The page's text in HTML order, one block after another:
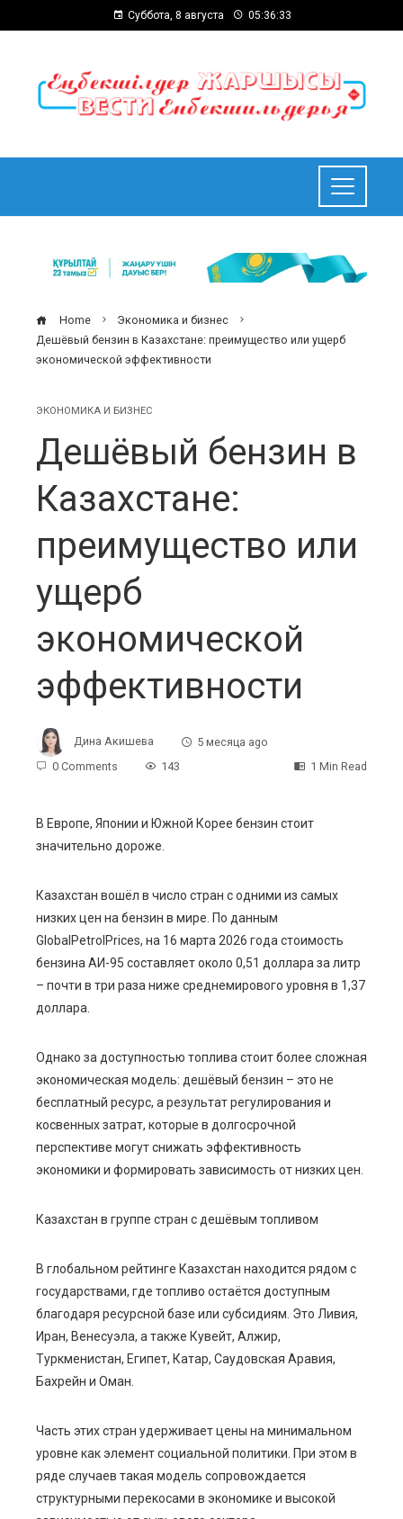
Суббота, 8 августа 05:36:34
Home
Экономика и бизнес
Дешёвый бензин в Казахстане: преимущество или ущерб
экономической эффективности
ЭКОНОМИКА И БИЗНЕС
Дешёвый бензин в
Казахстане:
преимущество или
ущерб
экономической
эффективности
Дина Акишева
5 месяца ago
0 Comments
143 1 Min Read
В Европе, Японии и Южной Корее бензин стоит
значительно дороже.
Казахстан вошёл в число стран с одними из самых
низких цен на бензин в мире. По данным
GlobalPetrolPrices, на 16 марта 2026 года стоимость
бензина АИ-95 составляет около 0,51 доллара за литр
– почти в три раза ниже среднемирового уровня в 1,37
доллара.
Однако за доступностью топлива стоит более сложная
экономическая модель: дешёвый бензин – это не
бесплатный ресурс, а результат регулирования и
косвенных затрат, которые в долгосрочной
перспективе могут снижать эффективность
экономики и формировать зависимость от низких цен.
Казахстан в группе стран с дешёвым топливом
В глобальном рейтинге Казахстан находится рядом с
государствами, где топливо остаётся доступным
благодаря ресурсной базе или субсидиям. Это Ливия,
Иран, Венесуэла, а также Кувейт, Алжир,
Туркменистан, Египет, Катар, Саудовская Аравия,
Бахрейн и Оман.
Часть этих стран удерживает цены на минимальном
уровне как элемент социальной политики. При этом в
ряде случаев такая модель сопровождается
структурными перекосами в экономике и высокой